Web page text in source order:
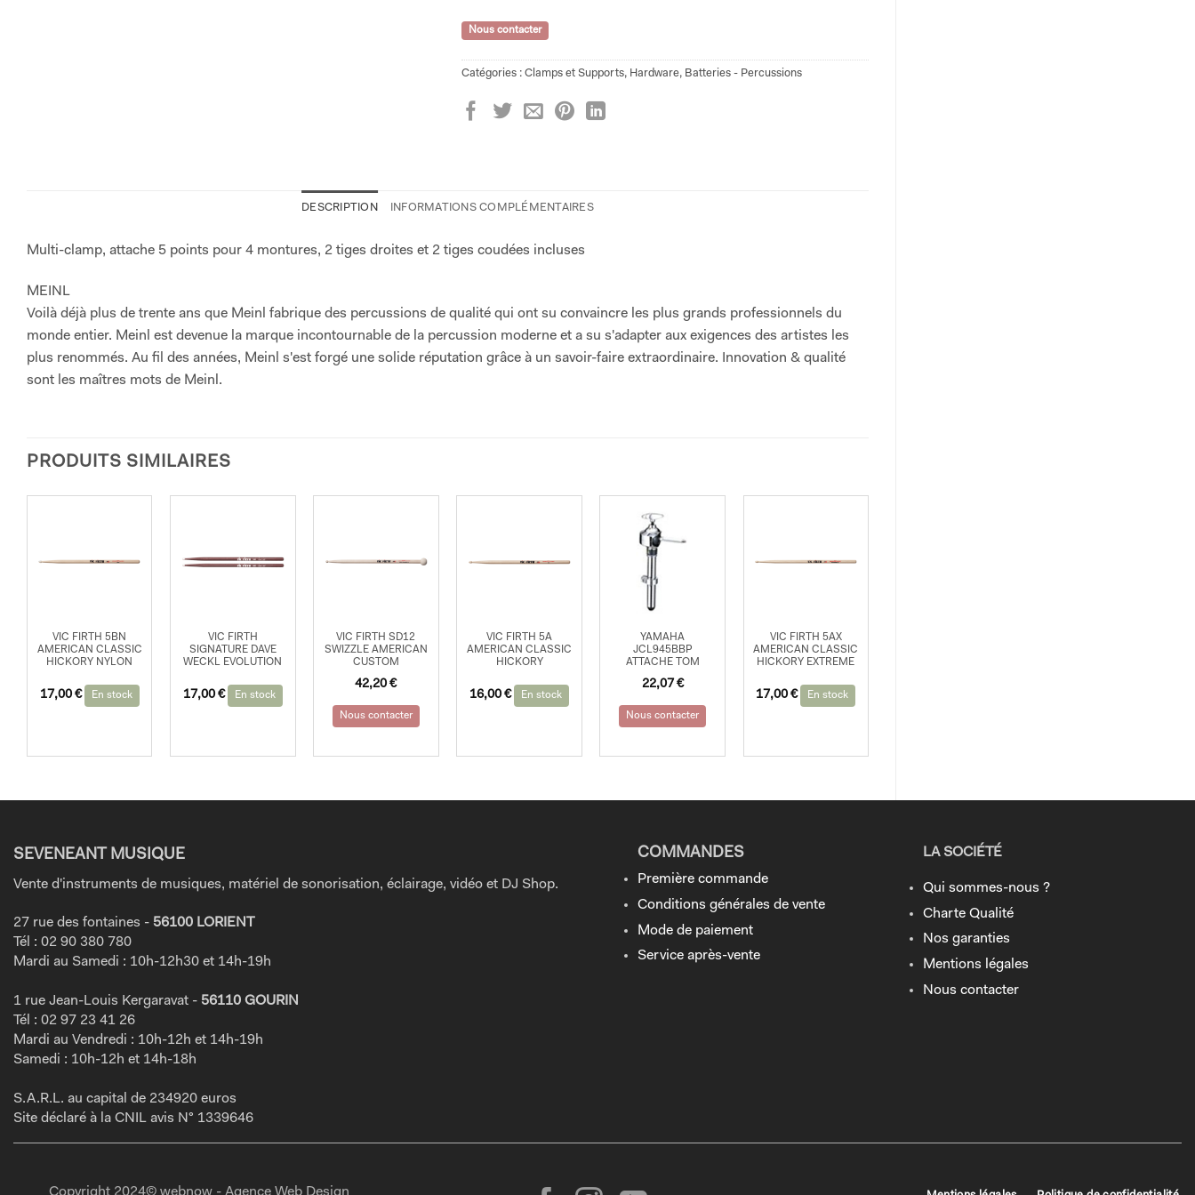
Nous contacter
Catégories : Clamps et Supports, Hardware, Batteries - Percussions
DESCRIPTION INFORMATIONS COMPLÉMENTAIRES
Multi-clamp, attache 5 points pour 4 montures, 2 tiges droites et 2 tiges coudées incluses
MEINL
Voilà déjà plus de trente ans que Meinl fabrique des percussions de qualité qui ont su convaincre les plus grands professionnels du
monde entier. Meinl est devenue la marque incontournable de la percussion moderne et a su s'adapter aux exigences des artistes les
plus renommés. Au fil des années, Meinl s'est forgé une solide réputation grâce à un savoir-faire extraordinaire. Innovation & qualité
sont les maîtres mots de Meinl.
PRODUITS SIMILAIRES
VIC FIRTH 5BN
AMERICAN CLASSIC
HICKORY NYLON
17,00 € En stock
VIC FIRTH
SIGNATURE DAVE
WECKL EVOLUTION
17,00 € En stock
VIC FIRTH SD12
SWIZZLE AMERICAN
CUSTOM
42,20€
Nous contacter
VIC FIRTH 5A
AMERICAN CLASSIC
HICKORY
16,00€ En stock
YAMAHA
JCL945BBP
ATTACHE TOM
22,07€
Nous contacter
VIC FIRTH 5AX
AMERICAN CLASSIC
HICKORY EXTREME
17,00€ En stock
SEVENEANT MUSIQUE
Vente d'instruments de musiques, matériel de sonorisation, éclairage, vidéo et DJ Shop.
27 rue des fontaines - 56100 LORIENT
Tél : 02 90 380 780
Mardi au Samedi : 10h-12h30 et 14h-19h
1 rue Jean-Louis Kergaravat - 56110 GOURIN
Tél : 02 97 23 41 26
Mardi au Vendredi : 10h-12h et 14h-19h
Samedi : 10h-12h et 14h-18h
S.A.R.L. au capital de 234920 euros
Site déclaré à la CNIL avis N° 1339646
COMMANDES
Première commande
Conditions générales de vente
Mode de paiement
Service après-vente
LA SOCIÉTÉ
Qui sommes-nous ?
Charte Qualité
Nos garanties
Mentions légales
Nous contacter